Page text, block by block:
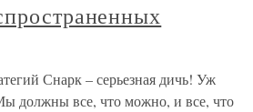
Снарк – серьезная дичь! Уж
должны все, что можно, и все, что